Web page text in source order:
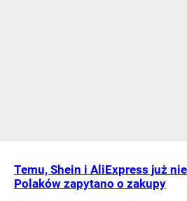
Temu, Shein i AliExpress już
Polaków zapytano o zakupy